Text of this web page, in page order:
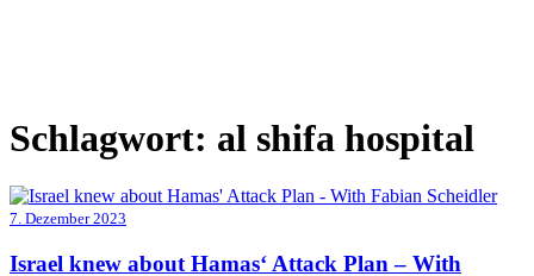
Schlagwort: al shifa hospital
7. Dezember 2023
Israel knew about Hamas‘ Attack Plan – With